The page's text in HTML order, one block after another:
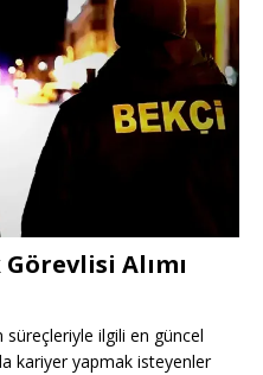
Alımı
süreçleriyle ilgili en güncel
kariyer yapmak isteyenler